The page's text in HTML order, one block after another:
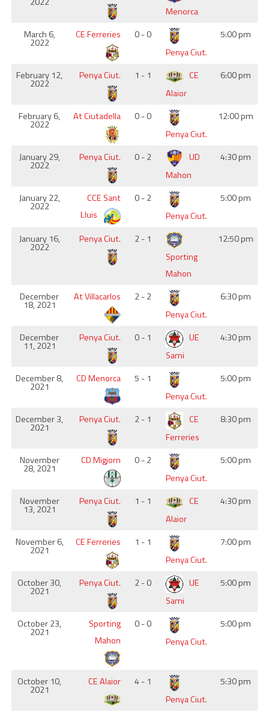
Menorca
March 6,
2022
CE Ferreries
0 - 0
Penya Ciut.
5:00 pm
February 12,
2022
Penya Ciut. 1 - 1
CE
Alaior
6:00 pm
February 6,
2022
At Ciutadella
0 - 0
Penya Ciut.
12:00 pm
January 29,
2022
Penya Ciut. 0 - 2
UD
Mahon
4:30 pm
January 22,
2022
CCE Sant
Lluis
0 - 2
Penya Ciut.
5:00 pm
January 16,
2022
Penya Ciut.
2 - 1
Sporting
Mahon
12:50 pm
December
18, 2021
At Villacarlos
2 - 2
Penya Ciut.
6:30 pm
December
11, 2021
Penya Ciut. 0 - 1
UE
Sami
4:30 pm
December 8,
2021
CD Menorca
5 - 1
Penya Ciut.
5:00 pm
December 3,
2021
Penya Ciut. 2 - 1
CE
Ferreries
8:30 pm
November
28, 2021
CD Migjorn
0 - 2
Penya Ciut.
5:00 pm
November
13, 2021
Penya Ciut. 1 - 1
CE
Alaior
4:30 pm
November 6,
2021
CE Ferreries
1 - 1
Penya Ciut.
7:00 pm
October 30,
2021
Penya Ciut. 2 - 0
UE
Sami
5:00 pm
October 23,
2021
Sporting
Mahon
0 - 0
Penya Ciut.
5:00 pm
October 10,
2021
CE Alaior
4 - 1
Penya Ciut.
5:30 pm